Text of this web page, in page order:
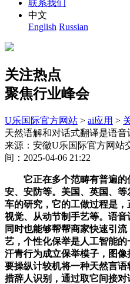
联系我们
中文
English Russian
关注热点
聚焦行业峰会
U乐国际官方网站 > ai应用 >
天然语解和对话式翻译是语
来源：安徽U乐国际官方网站
间：2025-04-06 21:22
它正在多个范畴有普遍的
安、安防等。美国、英国、
车的研究，它的工做过程是
视觉、从动节制手艺等。语音
同时也能够帮帮商家快速引
艺，个性化保举是人工智能
汗青行为成立保举模子，图
要操纵计较机将一种天然言
措辞人识别，通过取它间接